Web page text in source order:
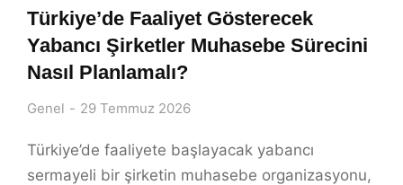
Türkiye’de Faaliyet Gösterecek
Yabancı Şirketler Muhasebe Sürecini
Nasıl Planlamalı?
Genel 29 Temmuz 2026
Türkiye’de faaliyete başlayacak yabancı
sermayeli bir şirketin muhasebe organizasyonu,